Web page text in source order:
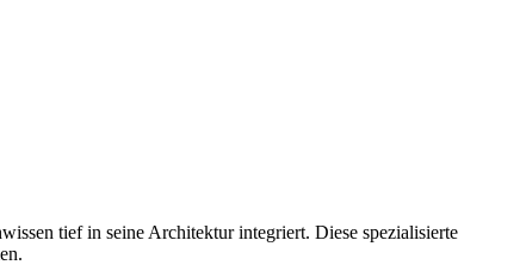
tief in seine Architektur integriert. Diese spezialisierte